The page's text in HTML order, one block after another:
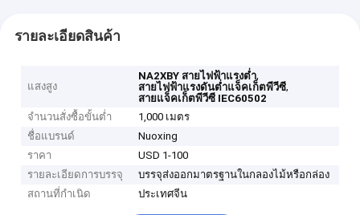
รายละเอียดสินค้า
แสงสูง
NA2XBY สายไฟฟ้าแรงต่ำ,
สายไฟฟ้าแรงดันต่ำแจ็คเก็ตพีวีซี,
สายแจ็คเก็ตพีวีซี IEC60502
จำนวนสั่งซื้อขั้นต่ำ
1,000 เมตร
ชื่อแบรนด์
Nuoxing
ราคา
USD 1-100
รายละเอียดการบรรจุ
บรรจุส่งออกมาตรฐานในกลองไม้หรือกล่อง
สถานที่กำเนิด
ประเทศจีน